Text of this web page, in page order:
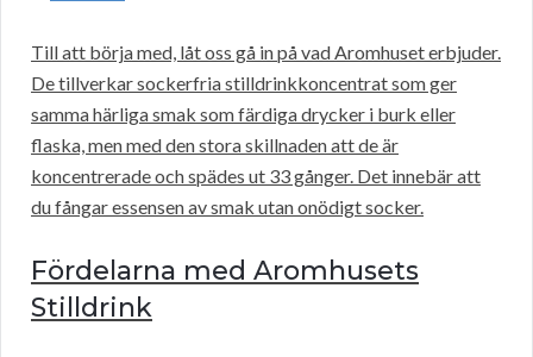
Till att börja med, låt oss gå in på vad Aromhuset erbjuder.
De tillverkar sockerfria stilldrinkkoncentrat som ger
samma härliga smak som färdiga drycker i burk eller
flaska, men med den stora skillnaden att de är
koncentrerade och spädes ut 33 gånger. Det innebär att
du fångar essensen av smak utan onödigt socker.
Fördelarna med Aromhusets
Stilldrink